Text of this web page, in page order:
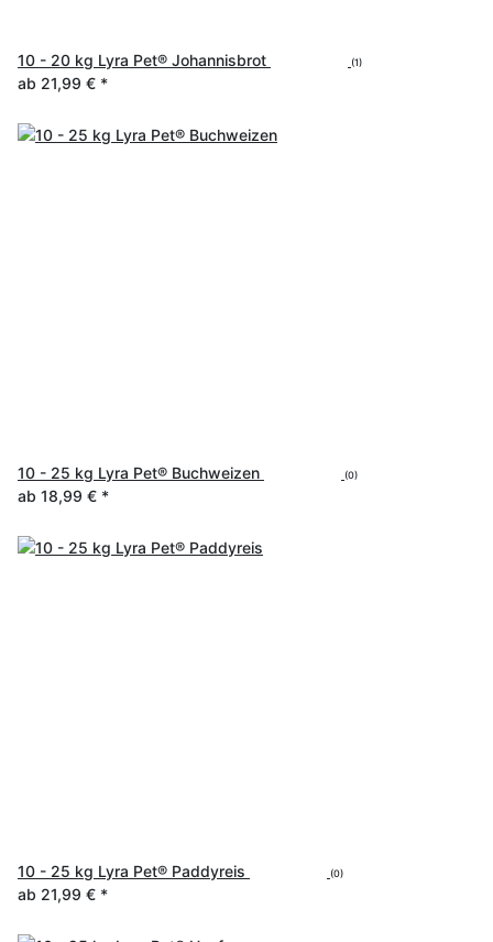
10 - 20 kg Lyra Pet® Johannisbrot (1)
ab 21,99 € *
10 - 25 kg Lyra Pet® Buchweizen (0)
ab 18,99 € *
10 - 25 kg Lyra Pet® Paddyreis (0)
ab 21,99 € *